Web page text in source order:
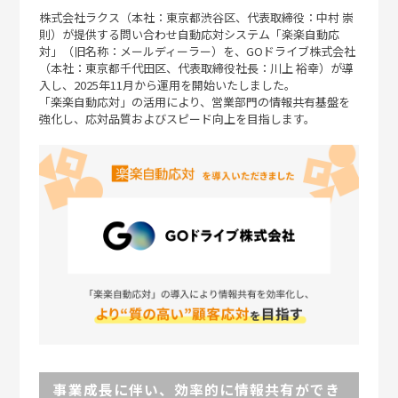
株式会社ラクス（本社：東京都渋谷区、代表取締役：中村 崇
則）が提供する問い合わせ自動応対システム「楽楽自動応
対」（旧名称：メールディーラー）を、GOドライブ株式会社
（本社：東京都千代田区、代表取締役社長：川上 裕幸）が導
入し、2025年11月から運用を開始いたしました。
「楽楽自動応対」の活用により、営業部門の情報共有基盤を
強化し、応対品質およびスピード向上を目指します。
事業成長に伴い、効率的に情報共有ができ